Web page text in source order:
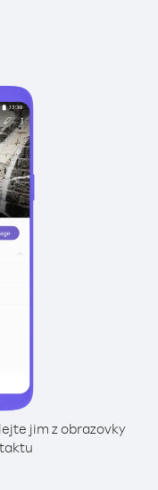
jim z obrazovky